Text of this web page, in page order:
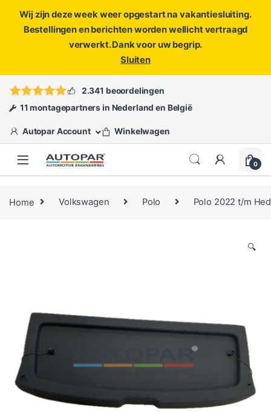
Wij zijn deze week weer opgestart na vakantiesluiting.
Bestellingen en berichten worden wellicht vertraagd
verwerkt. Dank voor uw begrip.
Sluiten
ofopen een ticket
2.341 beoordelingen
11 montagepartners in Nederland en België
Autopar Account Winkelwagen
0
Home Volkswagen Polo Polo 2022 t/m
🔍